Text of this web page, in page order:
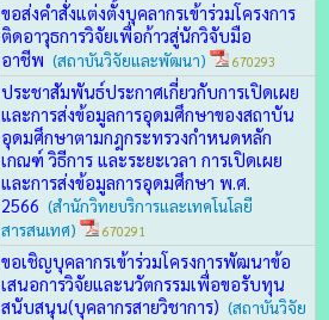
ขอส่งคำสั่งแต่งตั้งบุคลากรเข้าร่วมโครงการ
ติดอาวุธการวิจัยเพื่อก้าวสู่นักวิจับมือ
อาชีพ (สถาบันวิจัยและพัฒนา) 670293
ประชาสัมพันธ์ประกาศเกี่ยวกับการเปิดเผย
และการส่งข้อมูลการอุดมศึกษาของสถาบัน
อุดมศึกษาตามกฎกระทรวงกำหนดหลัก
เกณฑ์ วิธีการ และระยะเวลา การเปิดเผย
และการส่งข้อมูลการอุดมศึกษา พ.ศ.
2566 (สำนักวิทยบริการและเทคโนโลยี
สารสนเทศ)
670291
ขอเชิญบุคลากรเข้าร่วมโครงการพัฒนาข้อ
เสนอการวิจัยและนวัตกรรมเพื่อขอรับทุน
สนับสนุน(บุคลากรสายวิชาการ) (สถาบันวิจัย